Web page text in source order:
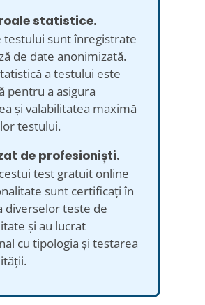
statistice.
testului sunt înregistrate
de date anonimizată.
a testului este
pentru a asigura
și valabilitatea maximă
testului.
de profesioniști.
test gratuit online
sunt certificați în
diverselor teste de
și au lucrat
cu tipologia și testarea